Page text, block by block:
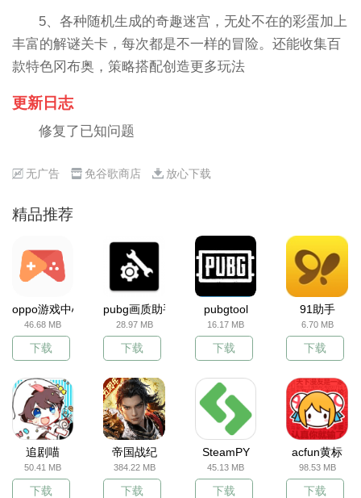
5、各种随机生成的奇趣迷宫，无处不在的彩蛋加上
丰富的解谜关卡，每次都是不一样的冒险。还能收集百
款特色冈布奥，策略搭配创造更多玩法
更新日志
修复了已知问题
无广告 免谷歌商店 放心下载
精品推荐
oppo游戏中心
46.68 MB
下载
pubg画质助手
28.97 MB
下载
pubgtool
16.17 MB
下载
91助手
6.70 MB
下载
追剧喵
50.41 MB
下载
帝国战纪
384.22 MB
下载
SteamPY
45.13 MB
下载
acfun黄标
98.53 MB
下载